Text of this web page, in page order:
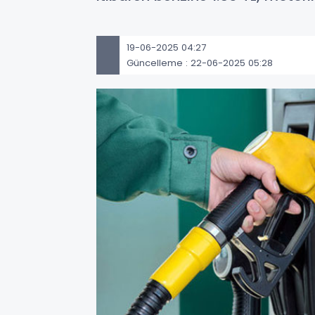
19-06-2025 04:27
Güncelleme : 22-06-2025 05:28